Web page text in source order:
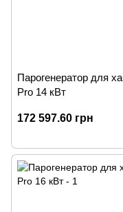
Парогенератор для
Pro 14 кВт
172 597.60 грн